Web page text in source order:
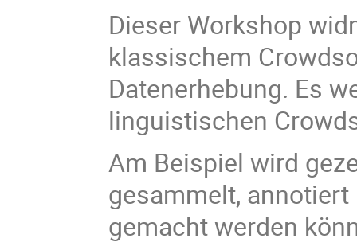
Dieser Workshop
klassischem
Datenerhebung. Es
linguistischen
Am Beispiel wird
gesammelt,
gemacht werden